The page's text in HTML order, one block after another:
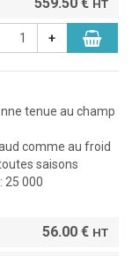
HT
+
tenue au champ
comme au froid
saisons
25 000
56.00 € HT